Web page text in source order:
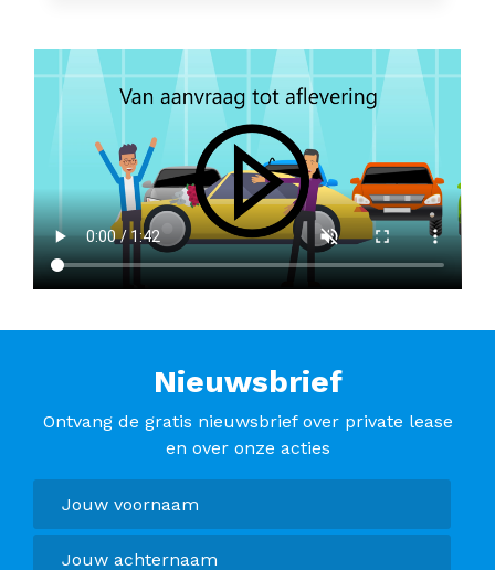
Nieuwsbrief
Ontvang de gratis nieuwsbrief over private lease
en over onze acties